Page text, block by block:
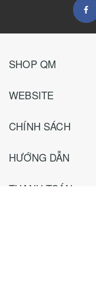
SHOP QM
WEBSITE
CHÍNH SÁCH
HƯỚNG DẪN
THANH TOÁN